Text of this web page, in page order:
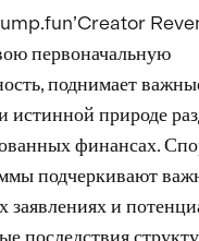
первоначальную
поднимает
истинной природе
финансах.
подчеркивают
заявлениях и